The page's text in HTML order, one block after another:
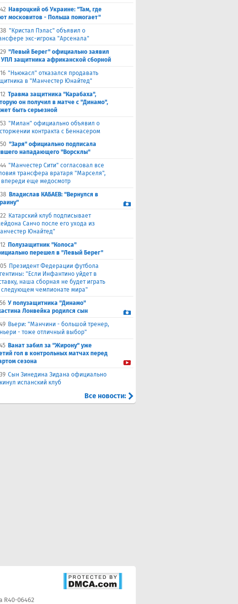
Навроцкий об Украине: "Там, где
московитов - Польша помогает"
"Кристал Пэлас" объявил о
экс-игрока "Арсенала"
"Левый Берег" официально заявил
УПЛ защитника африканской сборной
"Ньюкасл" отказался продавать
в "Манчестер Юнайтед"
Травма защитника "Карабаха",
он получил в матче с "Динамо",
быть серьезной
"Милан" официально объявил о
контракта с Беннасером
"Заря" официально подписала
нападающего "Ворсклы"
"Манчестер Сити" согласовал все
трансфера вратаря "Марселя",
впереди еще медосмотр
Владислав КАБАЕВ: "Вернулся в
Катарский клуб подписывает
Санчо после его ухода из
Юнайтед"
Полузащитник "Колоса"
перешел в "Левый Берег"
Президент Федерации футбола
"Если Инфантино уйдет в
наша сборная не будет играть
следующем чемпионате мира"
У полузащитника "Динамо"
Лонвейка родился сын
Вьери: "Манчини - большой тренер,
- тоже отличный выбор"
Ванат забил за "Жирону" уже
гол в контрольных матчах перед
сезона
Сын Зинедина Зидана официально
испанский клуб
Все новости:
R40-06462